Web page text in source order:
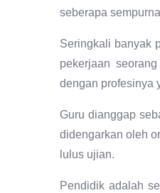
seberapa
Seringkali banyak
pekerjaan
dengan profesinya
Guru dianggap
didengarkan oleh
lulus ujian.
Pendidik adalah